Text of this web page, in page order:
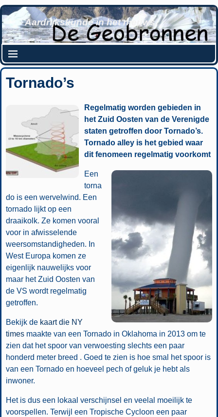
Aardrijkskunde in het nieuws
Tornado’s
Regelmatig worden gebieden in
het Zuid Oosten van de Verenigde
staten getroffen door Tornado’s.
Tornado alley is het gebied waar
dit fenomeen regelmatig voorkomt
Een
torna
do is een wervelwind. Een
tornado lijkt op een
draaikolk. Ze komen vooral
voor in afwisselende
weersomstandigheden. In
West Europa komen ze
eigenlijk nauwelijks voor
maar het Zuid Oosten van
de VS wordt regelmatig
getroffen.
Bekijk de kaart die NY
timesmaakte van een Tornado in Oklahoma in 2013 om te
zien dat het spoor van verwoesting slechts een paar
honderd meter breed . Goed te zien is hoe smal het spoor is
van een Tornado en hoeveel pech of geluk je hebt als
inwoner.
Het is dus een lokaal verschijnsel en veelal moeilijk te
voorspellen. Terwijl een Tropische Cycloon een paar